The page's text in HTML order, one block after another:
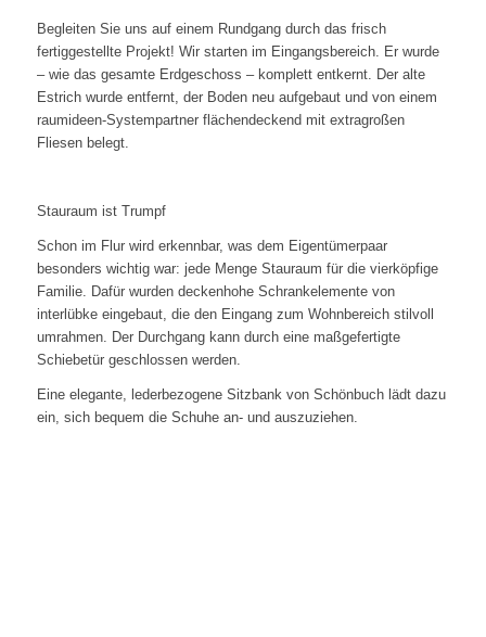
Begleiten Sie uns auf einem Rundgang durch das frisch
fertiggestellte Projekt! Wir starten im Eingangsbereich. Er wurde
– wie das gesamte Erdgeschoss – komplett entkernt. Der alte
Estrich wurde entfernt, der Boden neu aufgebaut und von einem
raumideen-Systempartner flächendeckend mit extragroßen
Fliesen belegt.
Stauraum ist Trumpf
Schon im Flur wird erkennbar, was dem Eigentümerpaar
besonders wichtig war: jede Menge Stauraum für die vierköpfige
Familie. Dafür wurden deckenhohe Schrankelemente von
interlübke eingebaut, die den Eingang zum Wohnbereich stilvoll
umrahmen. Der Durchgang kann durch eine maßgefertigte
Schiebetür geschlossen werden.
Eine elegante, lederbezogene Sitzbank von Schönbuch lädt dazu
ein, sich bequem die Schuhe an- und auszuziehen.